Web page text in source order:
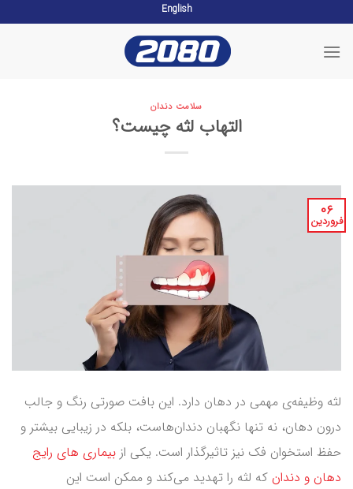
content
English
سلامت دندان
التهاب لثه چیست؟
۰۶
فروردین
لثه وظیفه‌ی مهمی در دهان دارد. این بافت صورتی رنگ و جالب
درون دهان، نه تنها نگهبان دندان‌هاست، بلکه در زیبایی بیشتر و
حفظ استخوان فک نیز تاثیرگذار است. یکی از بیماری های رایج
دهان و دندان که لثه را تهدید می‌کند و ممکن است این